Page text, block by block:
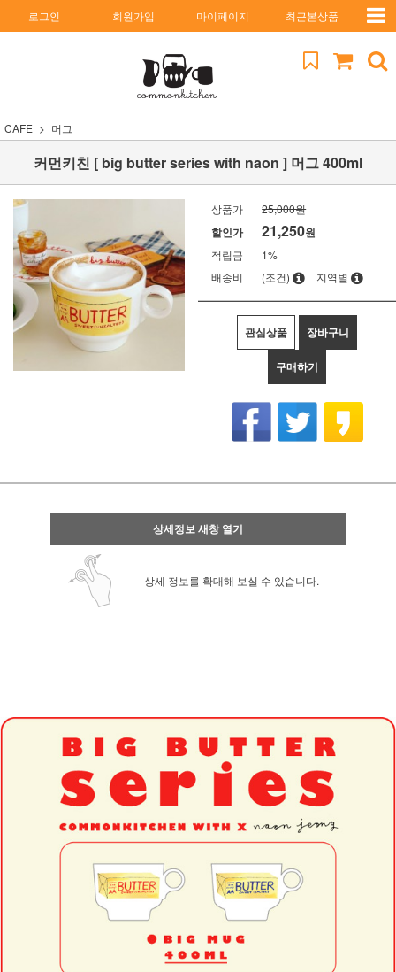
로그인 회원가입 마이페이지 최근본상품
CAFE 머그
커먼키친 [ big butter series with naon ] 머그 400ml
상품가 25,000원
할인가 21,250원
적립금
1%
배송비
(조건) 지역별
관심상품 장바구니
구매하기
상세정보 새창 열기
상세 정보를 확대해 보실 수 있습니다.